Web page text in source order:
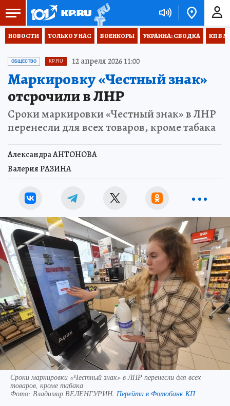
НОВОСТИ ТОЛЬКО У НАС ВОЕНКОРЫ УКРАИНА: СВОДКА КП В
ОБЩЕСТВО KP.RU 12 апреля 2026 11:00
Маркировку «Честный знак»
отсрочили в ЛНР
Сроки маркировки «Честный знак» в ЛНР
перенесли для всех товаров, кроме табака
Александра АНТОНОВА
Валерия РАЗИНА
Сроки маркировки «Честный знак» в ЛНР перенесли для всех
товаров, кроме табака
Фото: Владимир ВЕЛЕНГУРИН. Перейти в Фотобанк КП